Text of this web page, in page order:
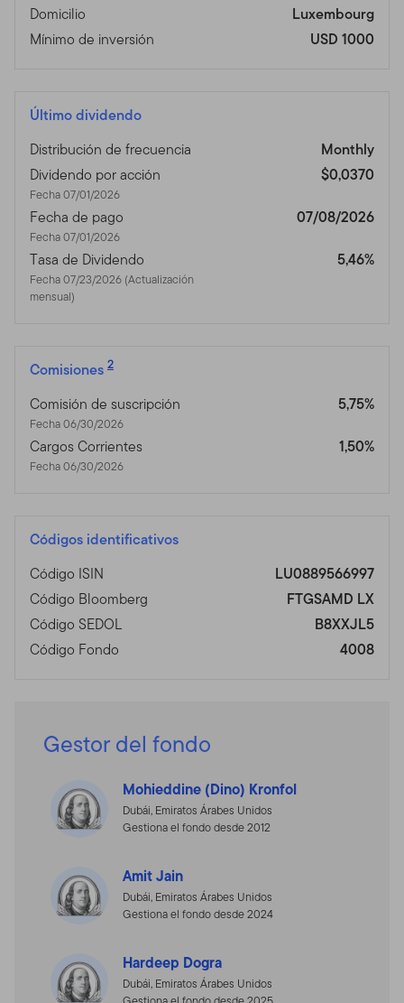
Domicilio
Luxembourg
Mínimo de inversión
USD 1000
Último dividendo
Distribución de frecuencia
Monthly
Dividendo por acción
Fecha 07/01/2026
$0,0370
Fecha de pago
Fecha 07/01/2026
07/08/2026
Tasa de Dividendo
Fecha 07/23/2026 (Actualización
mensual)
5,46%
Comisiones 2
Comisión de suscripción
Fecha 06/30/2026
5,75%
Cargos Corrientes
Fecha 06/30/2026
1,50%
Códigos identificativos
Código ISIN
LU0889566997
Código Bloomberg
FTGSAMD LX
Código SEDOL
B8XXJL5
Código Fondo
4008
Gestor del fondo
Mohieddine (Dino) Kronfol
Dubái, Emiratos Árabes Unidos
Gestiona el fondo desde 2012
Amit Jain
Dubái, Emiratos Árabes Unidos
Gestiona el fondo desde 2024
Hardeep Dogra
Dubái, Emiratos Árabes Unidos